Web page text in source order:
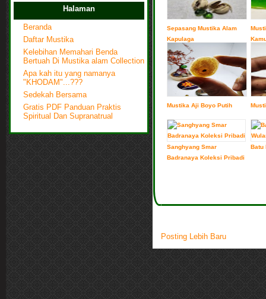
Halaman
Beranda
Daftar Mustika
Kelebihan Memahari Benda
Bertuah Di Mustika alam Collection
Apa kah itu yang namanya
"KHODAM"...???
Sedekah Bersama
Gratis PDF Panduan Praktis
Spiritual Dan Supranatrual
Sepasang Mustika Alam
Kapulaga
Mustika Aji Boyo Putih
Sanghyang Smar
Badranaya Koleksi Pribadi
Batu
Posting Lebih Baru